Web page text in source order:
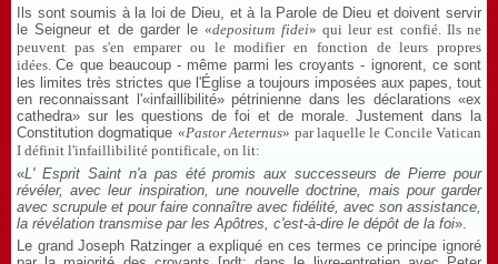
Ils sont soumis à la loi de Dieu, et à la Parole de Dieu et doivent servir
le Seigneur et de garder le«depositum fidei» qui leur est confié. Ils ne
peuvent pas s'en emparer ou le modifier en fonction de leurs propres
idées.Ce que beaucoup - même parmi les croyants - ignorent, ce sont
les limites très strictes que l'Église a toujours imposées aux papes, tout
en reconnaissant l'«infaillibilité» pétrinienne dans les déclarations «ex
cathedra» sur les questions de foi et de morale.Justement dans la
Constitution dogmatique «Pastor Aeternus» par laquelle le Concile Vatican
I définit l'infaillibilité pontificale, on lit:
«L' Esprit Saint n'a pas été promis aux successeurs de Pierre pour
révéler, avec leur inspiration, une nouvelle doctrine, mais pour garder
avec scrupule et pour faire connaître avec fidélité, avec son assistance,
la révélation transmise par les Apôtres, c'est-à-dire le dépôt de la foi».
Le grand Joseph Ratzinger a expliqué en ces termes ce principe ignoré